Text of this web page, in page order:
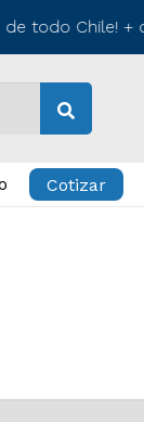
de todo Chile!
Cotizar